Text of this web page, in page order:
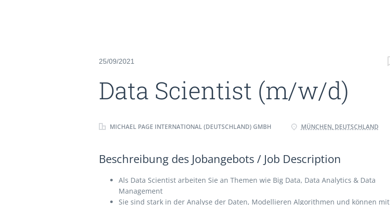
25/09/2021
Data Scientist (m/w/d)
MICHAEL PAGE INTERNATIONAL (DEUTSCHLAND) GMBH MÜNCHEN, DEUTSCHLAND
Beschreibung des Jobangebots / Job Description
Als Data Scientist arbeiten Sie an Themen wie Big Data, Data Analytics & Data
Management
Sie sind stark in der Analyse der Daten, Modellieren Algorithmen und können mit